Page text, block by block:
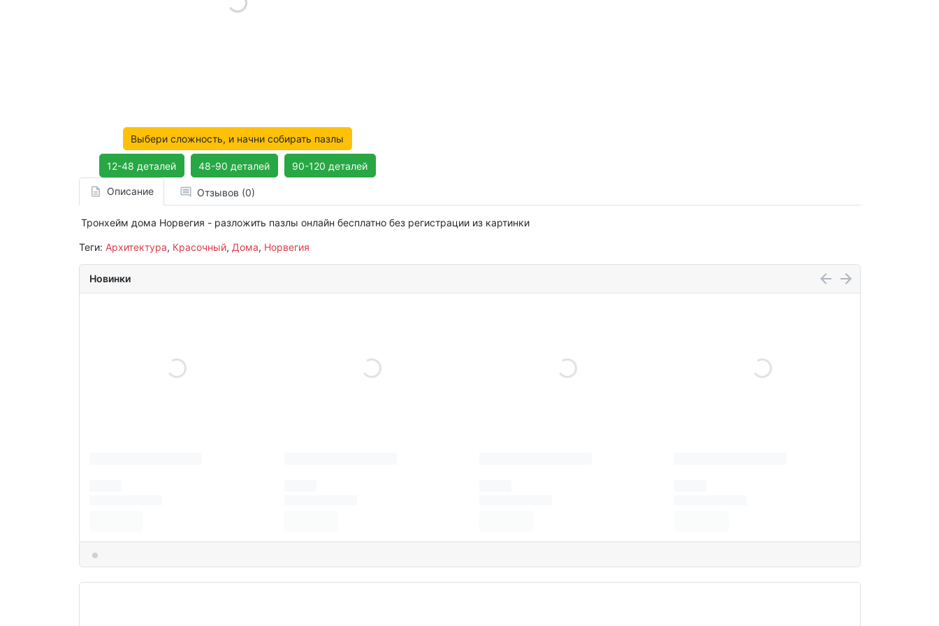
Выбери сложность, и начни собирать пазлы
12-48 деталей 48-90 деталей 90-120 деталей
Описание Отзывов (0)
Тронхейм дома Норвегия - разложить пазлы онлайн бесплатно без регистрации из картинки
Теги: Архитектура, Красочный, Дома, Норвегия
Новинки